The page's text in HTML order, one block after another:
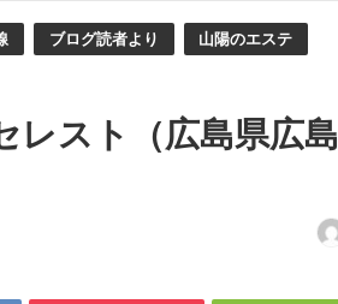
ブログ読者より 山陽のエステ
スト（広島県広島